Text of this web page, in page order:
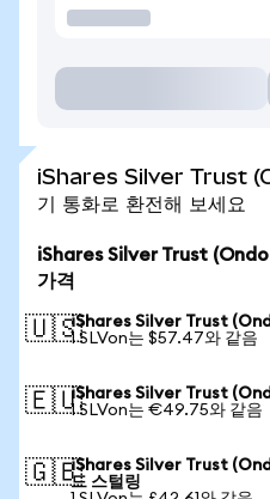
iShares Silver Trust
기 통화로 환전해 보세요
iShares Silver Trust
가격
🇺🇸iShares Silver Trust
1 SLVon는 $57.47와 같음
🇪🇺iShares Silver Trust
1 SLVon는 €49.75와 같음
🇬🇧iShares Silver Trust
드 스털링